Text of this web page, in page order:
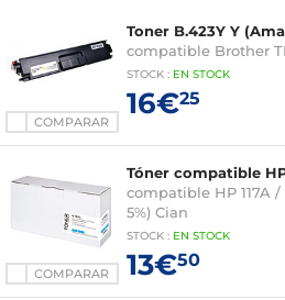
COMPARAR
Toner B.423Y Y
compatible Brother
STOCK : EN STOCK
16€25
COMPARAR
Tóner compatible HP
compatible HP 117A
5%) Cian
STOCK : EN STOCK
13€50